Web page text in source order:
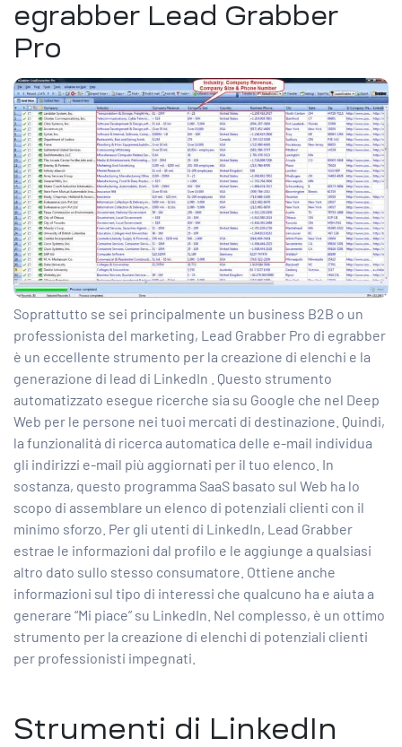
egrabber Lead Grabber
Pro
Soprattutto se sei principalmente un business B2B o un
professionista del marketing, Lead Grabber Pro di egrabber
è un eccellente strumento per la creazione di elenchi e la
generazione di lead di LinkedIn . Questo strumento
automatizzato esegue ricerche sia su Google che nel Deep
Web per le persone nei tuoi mercati di destinazione. Quindi,
la funzionalità di ricerca automatica delle e-mail individua
gli indirizzi e-mail più aggiornati per il tuo elenco. In
sostanza, questo programma SaaS basato sul Web ha lo
scopo di assemblare un elenco di potenziali clienti con il
minimo sforzo. Per gli utenti di LinkedIn, Lead Grabber
estrae le informazioni dal profilo e le aggiunge a qualsiasi
altro dato sullo stesso consumatore. Ottiene anche
informazioni sul tipo di interessi che qualcuno ha e aiuta a
generare “Mi piace” su LinkedIn. Nel complesso, è un ottimo
strumento per la creazione di elenchi di potenziali clienti
per professionisti impegnati.
Strumenti di LinkedIn